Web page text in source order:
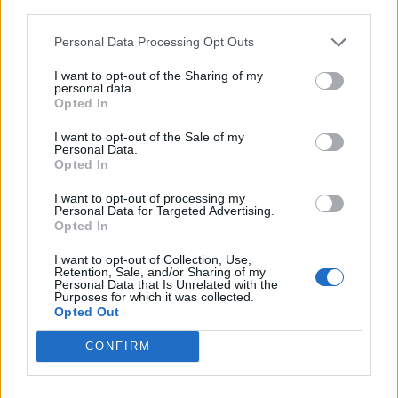
Personal Data Processing Opt Outs
I want to opt-out of the Sharing of my
personal data.
Opted In
I want to opt-out of the Sale of my
Personal Data.
Opted In
I want to opt-out of processing my
Personal Data for Targeted Advertising.
Opted In
I want to opt-out of Collection, Use,
Retention, Sale, and/or Sharing of my
Personal Data that Is Unrelated with the
Purposes for which it was collected.
Opted Out
CONFIRM
kapott feleket pedig elnegyedeljük:
együtt, majd lekanyarítjuk a combját
karikákra vágjuk, és egy nagy
megfuttatjuk. A csirkét
beleforgatjuk, a fele sót és borsot
ráhintjük. 6-7 percig néha
megkeverve fehéredésig sütjük,